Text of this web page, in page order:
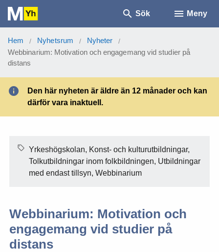
Sök Meny
Hem / Nyhetsrum / Nyheter /
Webbinarium: Motivation och engagemang vid studier på
distans
Den här nyheten är äldre än 12 månader och kan
därför vara inaktuell.
Yrkeshögskolan, Konst- och kulturutbildningar,
Tolkutbildningar inom folkbildningen, Utbildningar
med endast tillsyn, Webbinarium
Webbinarium: Motivation och
engagemang vid studier på
distans